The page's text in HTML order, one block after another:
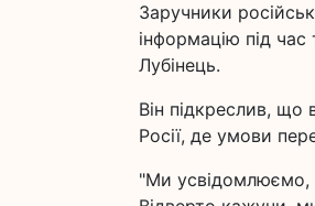
Заручники
інформацію під
Лубінець.
Він підкреслив, що
Росії, де умови
"Ми усвідомлюємо,